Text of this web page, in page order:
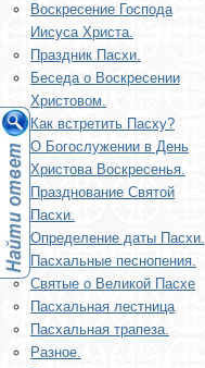
Воскреcение Господа
Иисуса Христа.
Праздник Пасхи.
Беседа о Воскресении
Христовом.
Как встретить Пасху?
О Богослужении в День
Христова Воскресенья.
Празднование Святой
Пасхи.
Определение даты Пасхи.
Пасхальные песнопения.
Святые о Великой Пасхе
Пасхальная лестница
Пасхальная трапеза.
Разное.